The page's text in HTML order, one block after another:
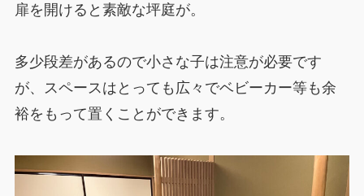
扉を開けると素敵な坪庭が。
多少段差があるので小さな子は注意が必要です
が、スペースはとっても広々でベビーカー等も余
裕をもって置くことができます。